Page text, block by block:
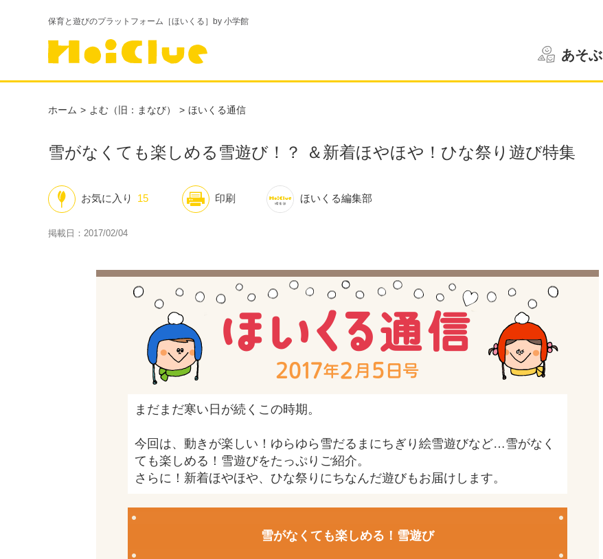
保育と遊びのプラットフォーム［ほいくる］by 小学館
あそぶ
ホーム よむ（旧：まなび） ほいくる通信
雪がなくても楽しめる雪遊び！？ ＆新着ほやほや！ひな祭り遊び特集
ほいくる編集部
お気に入り 15 印刷
掲載日：2017/02/04
まだまだ寒い日が続くこの時期。
今回は、動きが楽しい！ゆらゆら雪だるまにちぎり絵雪遊びなど…雪がなく
ても楽しめる！雪遊びをたっぷりご紹介。
さらに！新着ほやほや、ひな祭りにちなんだ遊びもお届けします。
雪がなくても楽しめる！雪遊び